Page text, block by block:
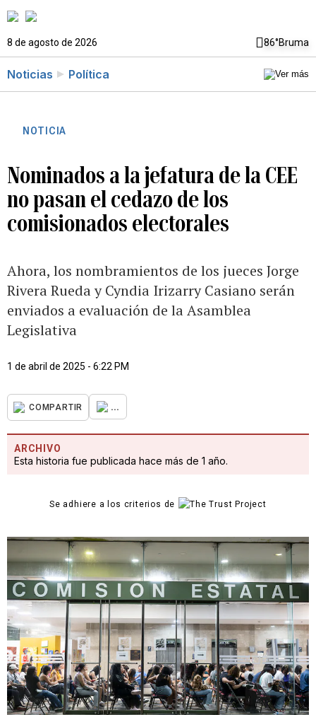
8 de agosto de 2026 86°Bruma
Noticias Política
NOTICIA
Nominados a la jefatura de la CEE
no pasan el cedazo de los
comisionados electorales
Ahora, los nombramientos de los jueces Jorge
Rivera Rueda y Cyndia Irizarry Casiano serán
enviados a evaluación de la Asamblea
Legislativa
1 de abril de 2025 - 6:22 PM
COMPARTIR ...
ARCHIVO
Esta historia fue publicada hace más de 1 año.
Se adhiere a los criterios de